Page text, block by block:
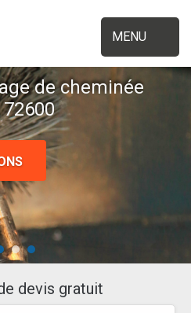
MENU
de cheminée
devis gratuit